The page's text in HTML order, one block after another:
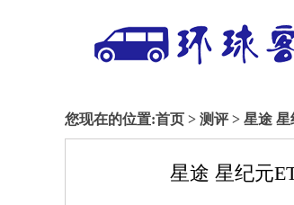
您现在的位置:首页 > 测评> 星途 星
星途 星纪元